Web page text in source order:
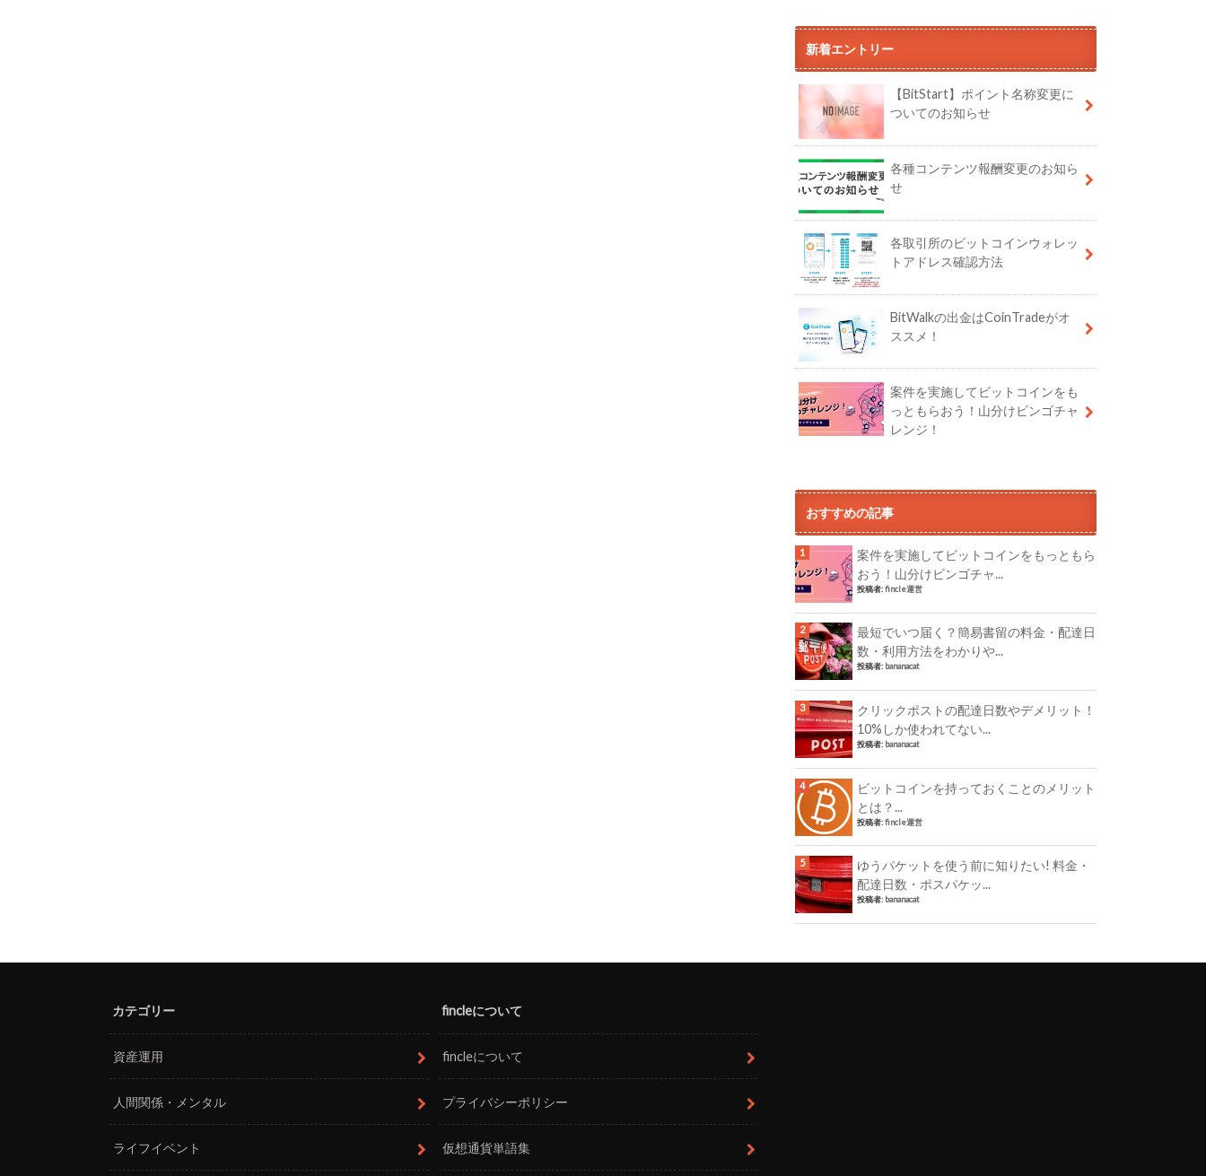
新着エントリー
【BitStart】ポイント名称変更に
ついてのお知らせ
各種コンテンツ報酬変更のお知ら
せ
各取引所のビットコインウォレッ
トアドレス確認方法
BitWalkの出金はCoinTradeがオ
ススメ！
案件を実施してビットコインをも
っともらおう！山分けビンゴチャ
レンジ！
おすすめの記事
案件を実施してビットコインをもっともら
おう！山分けビンゴチャ...
投稿者:fincle運営
最短でいつ届く？簡易書留の料金・配達日
数・利用方法をわかりや...
投稿者: bananacat
クリックポストの配達日数やデメリット！
10%しか使われてない...
投稿者: bananacat
ビットコインを持っておくことのメリット
とは？...
投稿者:fincle運営
ゆうパケットを使う前に知りたい! 料金・
配達日数・ポスパケッ...
投稿者: bananacat
カテゴリー
資産運用
人間関係・メンタル
ライフイベント
fincleについて
fincleについて
プライバシーポリシー
仮想通貨単語集